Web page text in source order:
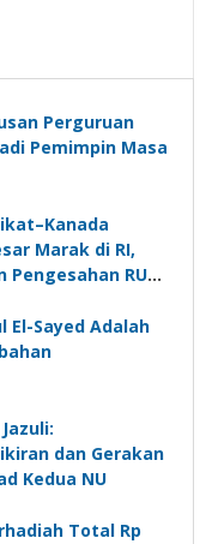
Perguruan
Pemimpin Masa
Marak di RI,
Pengesahan RUU
El-Sayed Adalah
dan Gerakan
Kedua NU
Total Rp